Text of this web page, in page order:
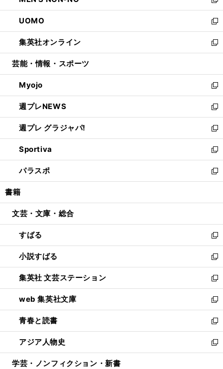
開
く
ウ
で
開
く
ン
ド
ウ
で
開
ウ
ィ
ン
ド
ウ
開
く
し
い
ウ
ィ
ン
ウ
で
開
く
UOMO
新
し
い
ウ
ン
ド
ウ
で
開
く
集英社オンライン
新
し
ウ
ィ
ン
ド
ウ
で
開
く
芸能・情報・スポーツ
Myojo
新
し
い
ウ
ィ
ン
ド
ウ
で
開
週プレNEWS
新
し
い
ウ
ィ
ン
ド
ウ
開
週プレ グラジャパ!
新
し
い
ウ
ィ
ン
ウ
開
く
Sportiva
新
し
い
ウ
ン
ウ
で
開
く
パラスポ
新
し
ウ
ン
ド
ウ
で
開
く
書籍
文芸・文庫・総合
すばる
新
し
い
ウ
ィ
ン
ド
ウ
で
開
く
小説すばる
新
し
い
ウ
ィ
ン
ド
ウ
で
開
集英社 文芸ステーション
新
し
い
ウ
ィ
ン
ド
ウ
web 集英社文庫
新
し
い
ウ
ィ
ン
青春と読書
新
し
い
ウ
アジア人物史
新
し
学芸・ノンフィクション・新書